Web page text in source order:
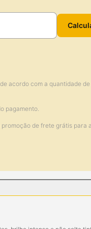
acordo com a quantidade de
pagamento.
de frete grátis para